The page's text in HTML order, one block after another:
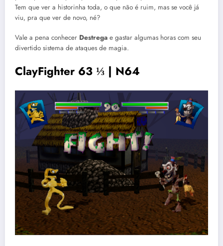
Tem que ver a historinha toda, o que não é ruim, mas se você já
viu, pra que ver de novo, né?
Vale a pena conhecer Destrega e gastar algumas horas com seu
divertido sistema de ataques de magia.
ClayFighter 63 ⅓ | N64